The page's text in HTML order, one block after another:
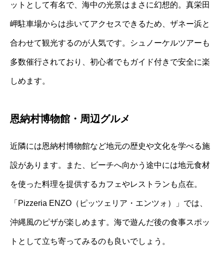
ットとして有名で、海中の光景はまさに幻想的。真栄田
岬駐車場からは歩いてアクセスできるため、ザネー浜と
合わせて観光するのが人気です。シュノーケルツアーも
多数催行されており、初心者でもガイド付きで安全に楽
しめます。
恩納村博物館・周辺グルメ
近隣には恩納村博物館など地元の歴史や文化を学べる施
設があります。また、ビーチへ向かう途中には地元食材
を使った料理を提供するカフェやレストランも点在。
「Pizzeria ENZO（ピッツェリア・エンツォ）」では、
沖縄風のピザが楽しめます。海で遊んだ後の食事スポッ
トとして立ち寄ってみるのも良いでしょう。